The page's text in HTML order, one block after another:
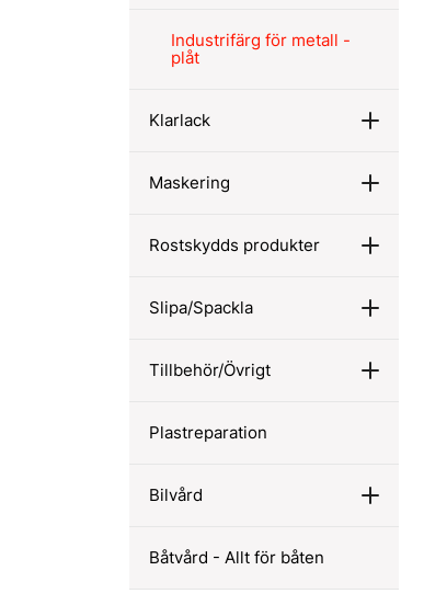
Industrifärg för metall -
plåt
Klarlack
Maskering
Rostskydds produkter
Slipa/Spackla
Tillbehör/Övrigt
Plastreparation
Bilvård
Båtvård - Allt för båten